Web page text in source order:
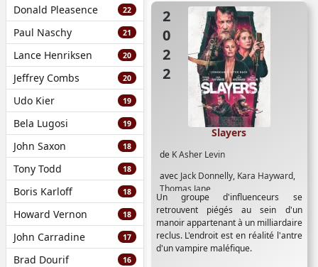
Donald Pleasence 22
Paul Naschy 21
Lance Henriksen 20
Jeffrey Combs 20
Udo Kier 19
Bela Lugosi 19
John Saxon 18
Tony Todd 18
Boris Karloff 18
Howard Vernon 18
John Carradine 17
Brad Dourif 16
2022
de K Asher Levin
avec Jack Donnelly, Kara Hayward,
Thomas Jane
Slayers
Un groupe d'influenceurs se
retrouvent piégés au sein d'un
manoir appartenant à un milliardaire
reclus. L'endroit est en réalité l'antre
d'un vampire maléfique.